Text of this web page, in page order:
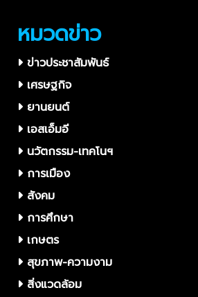
หมวดข่าว
ข่าวประชาสัมพันธ์
เศรษฐกิจ
ยานยนต์
เอสเอ็มอี
นวัตกรรม-เทคโนฯ
การเมือง
สังคม
การศึกษา
เกษตร
สุขภาพ-ความงาม
สิ่งแวดล้อม